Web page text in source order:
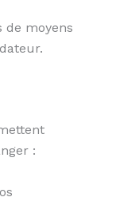
de moyens
: